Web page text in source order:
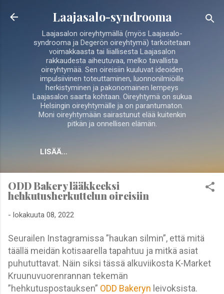
Siirry pääsisältöön
Laajasalo-syndrooma
Laajasalon oireyhtymällä (myös Laajasalo-
syndrooma ja Degerön oireyhtymä) tarkoitetaan
voimakkaasta tai liiallisesta Laajasalon
rakkaudesta aiheutuvaa, melko tavallista
oireyhtymää. Sen oireisiin kuuluvat ideoiden
impulsiivinen toteuttaminen, luonnonilmiöille
herkistyminen ja pakonomainen lempeys
Laajasalon saarta kohtaan. Oireyhtymä on sukua
Helsingin oireyhtymälle ja on parantumaton.
Moni oireyhtymään sairastunut elää kuitenkin
pitkän ja onnellisen elämän.
LISÄÄ…
ODD Bakery lääkkeeksi
hehkutusherkuttelun oireisiin
- lokakuuta 08, 2022
Seurailen Instagramissa ”haukan silmin”, että mitä
täällä meidän kotisaarella tapahtuu ja mitkä asiat
puhututtavat. Näin siksi tässä alkuviikosta K-Market
Kruunuvuorenrannan tekemän
”hehkutuspostauksen” ODD Bakeryn leivoksista.